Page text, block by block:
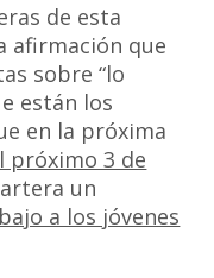
de esta
afirmación que
sobre “lo
están los
en la próxima
próximo 3 de
un
a los jóvenes